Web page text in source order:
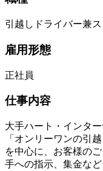
引越しドライバー兼
雇用形態
正社員
仕事内容
大手ハート・インタ
「オンリーワンの引
を中心に、お客様の
手への指示、集金な